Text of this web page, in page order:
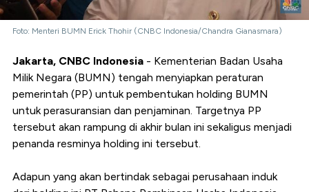
Foto: Menteri BUMN Erick Thohir (CNBC Indonesia/Chandra Gianasmara)
Jakarta, CNBC Indonesia - Kementerian Badan Usaha
Milik Negara (BUMN) tengah menyiapkan peraturan
pemerintah (PP) untuk pembentukan holding BUMN
untuk perasuransian dan penjaminan. Targetnya PP
tersebut akan rampung di akhir bulan ini sekaligus menjadi
penanda resminya holding ini tersebut.
Adapun yang akan bertindak sebagai perusahaan induk